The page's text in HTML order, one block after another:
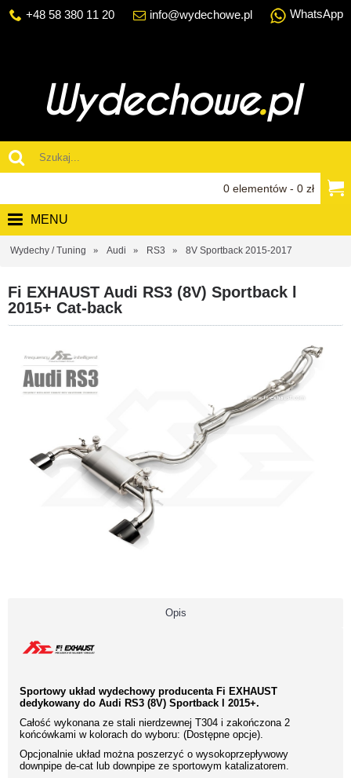
+48 58 380 11 20 info@wydechowe.pl WhatsApp
0 elementów - 0 zł
MENU
Wydechy / Tuning Audi RS3 8V Sportback 2015-2017
Fi EXHAUST Audi RS3 (8V) Sportback l
2015+ Cat-back
Opis
Sportowy układ wydechowy producenta Fi EXHAUST
dedykowany do Audi RS3 (8V) Sportback l 2015+.
Całość wykonana ze stali nierdzewnej T304 i zakończona 2
końcówkami w kolorach do wyboru: (Dostępne opcje).
Opcjonalnie układ można poszerzyć o wysokoprzepływowy
downpipe de-cat lub downpipe ze sportowym katalizatorem.